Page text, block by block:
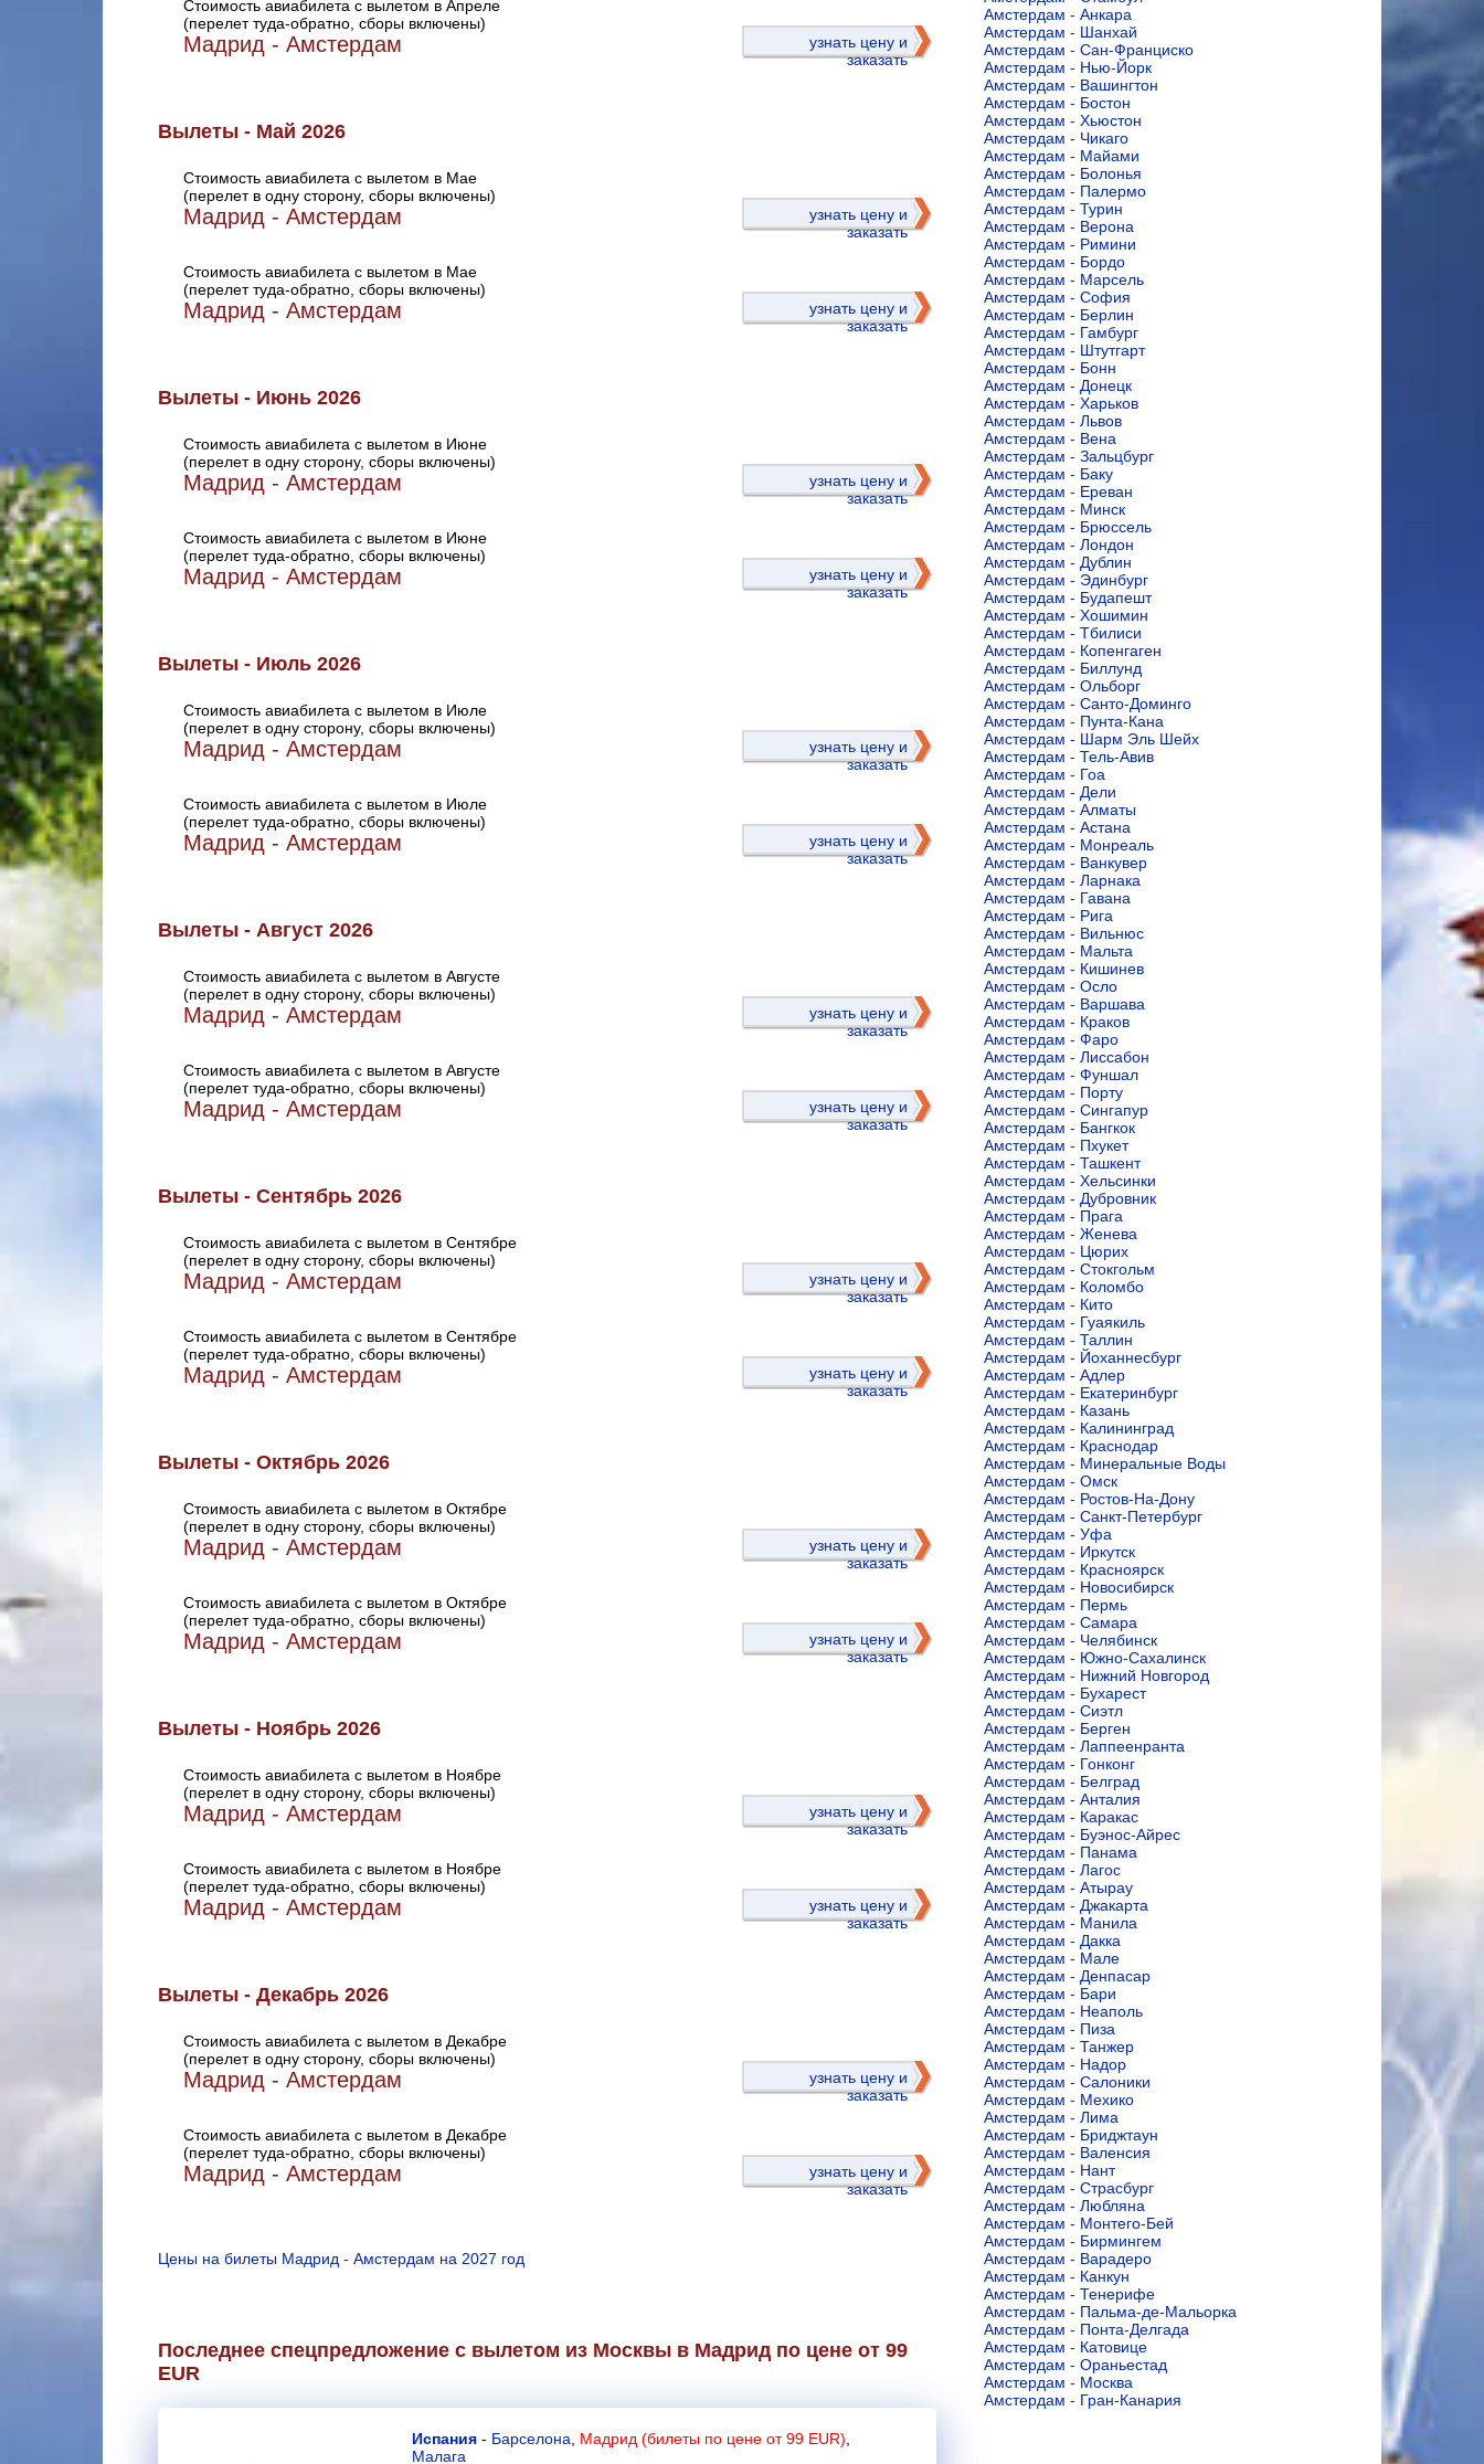
Стоимость авиабилета с вылетом в Апреле
(перелет туда-обратно, сборы включены)
Мадрид - Амстердам
узнать цену и
заказать
Вылеты - Май 2026
Стоимость авиабилета с вылетом в Мае
(перелет в одну сторону, сборы включены)
Мадрид - Амстердам
узнать цену и
заказать
Стоимость авиабилета с вылетом в Мае
(перелет туда-обратно, сборы включены)
Мадрид - Амстердам
узнать цену и
заказать
Вылеты - Июнь 2026
Стоимость авиабилета с вылетом в Июне
(перелет в одну сторону, сборы включены)
Мадрид - Амстердам
узнать цену и
заказать
Стоимость авиабилета с вылетом в Июне
(перелет туда-обратно, сборы включены)
Мадрид - Амстердам
узнать цену и
заказать
Вылеты - Июль 2026
Стоимость авиабилета с вылетом в Июле
(перелет в одну сторону, сборы включены)
Мадрид - Амстердам
узнать цену и
заказать
Стоимость авиабилета с вылетом в Июле
(перелет туда-обратно, сборы включены)
Мадрид - Амстердам
узнать цену и
заказать
Вылеты - Август 2026
Стоимость авиабилета с вылетом в Августе
(перелет в одну сторону, сборы включены)
Мадрид - Амстердам
узнать цену и
заказать
Стоимость авиабилета с вылетом в Августе
(перелет туда-обратно, сборы включены)
Мадрид - Амстердам
узнать цену и
заказать
Вылеты - Сентябрь 2026
Стоимость авиабилета с вылетом в Сентябре
(перелет в одну сторону, сборы включены)
Мадрид - Амстердам
узнать цену и
заказать
Стоимость авиабилета с вылетом в Сентябре
(перелет туда-обратно, сборы включены)
Мадрид - Амстердам
узнать цену и
заказать
Вылеты - Октябрь 2026
Стоимость авиабилета с вылетом в Октябре
(перелет в одну сторону, сборы включены)
Мадрид - Амстердам
узнать цену и
заказать
Стоимость авиабилета с вылетом в Октябре
(перелет туда-обратно, сборы включены)
Мадрид - Амстердам
узнать цену и
заказать
Вылеты - Ноябрь 2026
Стоимость авиабилета с вылетом в Ноябре
(перелет в одну сторону, сборы включены)
Мадрид - Амстердам
узнать цену и
заказать
Стоимость авиабилета с вылетом в Ноябре
(перелет туда-обратно, сборы включены)
Мадрид - Амстердам
узнать цену и
заказать
Вылеты - Декабрь 2026
Стоимость авиабилета с вылетом в Декабре
(перелет в одну сторону, сборы включены)
Мадрид - Амстердам
узнать цену и
заказать
Стоимость авиабилета с вылетом в Декабре
(перелет туда-обратно, сборы включены)
Мадрид - Амстердам
узнать цену и
заказать
Цены на билеты Мадрид - Амстердам на 2027 год
Последнее спецпредложение с вылетом из Москвы в Мадрид по цене от 99
EUR
Испания - Барселона Мадрид (билеты по цене от 99 EUR)
Малага
Амстердам - Анкара
Амстердам - Шанхай
Амстердам - Сан-Франциско
Амстердам - Нью-Йорк
Амстердам - Вашингтон
Амстердам - Бостон
Амстердам - Хьюстон
Амстердам - Чикаго
Амстердам - Майами
Амстердам - Болонья
Амстердам - Палермо
Амстердам - Турин
Амстердам - Верона
Амстердам - Римини
Амстердам - Бордо
Амстердам - Марсель
Амстердам - София
Амстердам - Берлин
Амстердам - Гамбург
Амстердам - Штутгарт
Амстердам - Бонн
Амстердам - Донецк
Амстердам - Харьков
Амстердам - Львов
Амстердам - Вена
Амстердам - Зальцбург
Амстердам - Баку
Амстердам - Ереван
Амстердам - Минск
Амстердам - Брюссель
Амстердам - Лондон
Амстердам - Дублин
Амстердам - Эдинбург
Амстердам - Будапешт
Амстердам - Хошимин
Амстердам - Тбилиси
Амстердам - Копенгаген
Амстердам - Биллунд
Амстердам - Ольборг
Амстердам - Санто-Доминго
Амстердам - Пунта-Кана
Амстердам - Шарм Эль Шейх
Амстердам - Тель-Авив
Амстердам - Гоа
Амстердам - Дели
Амстердам - Алматы
Амстердам - Астана
Амстердам - Монреаль
Амстердам - Ванкувер
Амстердам - Ларнака
Амстердам - Гавана
Амстердам - Рига
Амстердам - Вильнюс
Амстердам - Мальта
Амстердам - Кишинев
Амстердам - Осло
Амстердам - Варшава
Амстердам - Краков
Амстердам - Фаро
Амстердам - Лиссабон
Амстердам - Фуншал
Амстердам - Порту
Амстердам - Сингапур
Амстердам - Бангкок
Амстердам - Пхукет
Амстердам - Ташкент
Амстердам - Хельсинки
Амстердам - Дубровник
Амстердам - Прага
Амстердам - Женева
Амстердам - Цюрих
Амстердам - Стокгольм
Амстердам - Коломбо
Амстердам - Кито
Амстердам - Гуаякиль
Амстердам - Таллин
Амстердам - Йоханнесбург
Амстердам - Адлер
Амстердам - Екатеринбург
Амстердам - Казань
Амстердам - Калининград
Амстердам - Краснодар
Амстердам - Минеральные Воды
Амстердам - Омск
Амстердам - Ростов-На-Дону
Амстердам - Санкт-Петербург
Амстердам - Уфа
Амстердам - Иркутск
Амстердам - Красноярск
Амстердам - Новосибирск
Амстердам - Пермь
Амстердам - Самара
Амстердам - Челябинск
Амстердам - Южно-Сахалинск
Амстердам - Нижний Новгород
Амстердам - Бухарест
Амстердам - Сиэтл
Амстердам - Берген
Амстердам - Лаппеенранта
Амстердам - Гонконг
Амстердам - Белград
Амстердам - Анталия
Амстердам - Каракас
Амстердам - Буэнос-Айрес
Амстердам - Панама
Амстердам - Лагос
Амстердам - Атырау
Амстердам - Джакарта
Амстердам - Манила
Амстердам - Дакка
Амстердам - Мале
Амстердам - Денпасар
Амстердам - Бари
Амстердам - Неаполь
Амстердам - Пиза
Амстердам - Танжер
Амстердам - Надор
Амстердам - Салоники
Амстердам - Мехико
Амстердам - Лима
Амстердам - Бриджтаун
Амстердам - Валенсия
Амстердам - Нант
Амстердам - Страсбург
Амстердам - Любляна
Амстердам - Монтего-Бей
Амстердам - Бирмингем
Амстердам - Варадеро
Амстердам - Канкун
Амстердам - Тенерифе
Амстердам - Пальма-де-Мальорка
Амстердам - Понта-Делгада
Амстердам - Катовице
Амстердам - Ораньестад
Амстердам - Москва
Амстердам - Гран-Канария